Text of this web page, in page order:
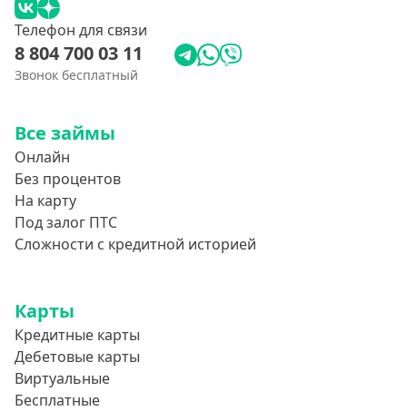
Телефон для связи
8 804 700 03 11
Звонок бесплатный
Все займы
Онлайн
Без процентов
На карту
Под залог ПТС
Сложности с кредитной историей
Карты
Кредитные карты
Дебетовые карты
Виртуальные
Бесплатные